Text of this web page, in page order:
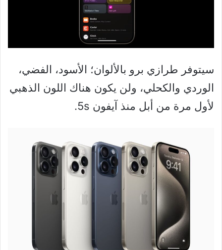
سيتوفر طرازي برو بالألوان؛ الأسود، الفضي،
الوردي والكحلي، ولن يكون هناك اللون الذهبي
لأول مرة من أبل منذ آيفون 5s.